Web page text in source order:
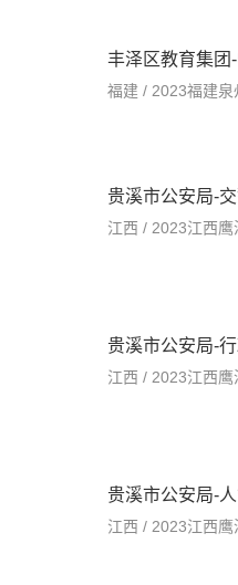
丰泽区教育集团
贵溪市公安局-
江西 / 2023江西
贵溪市公安局-
江西 / 2023江西
贵溪市公安局-
江西 / 2023江西